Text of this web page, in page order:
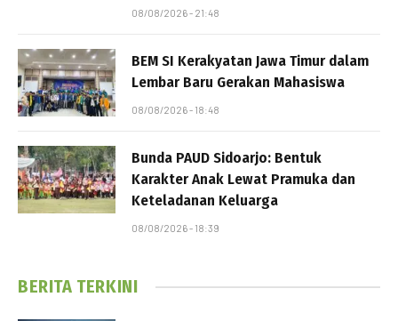
08/08/2026 - 21:48
BEM SI Kerakyatan Jawa Timur dalam
Lembar Baru Gerakan Mahasiswa
08/08/2026 - 18:48
Bunda PAUD Sidoarjo: Bentuk
Karakter Anak Lewat Pramuka dan
Keteladanan Keluarga
08/08/2026 - 18:39
BERITA TERKINI